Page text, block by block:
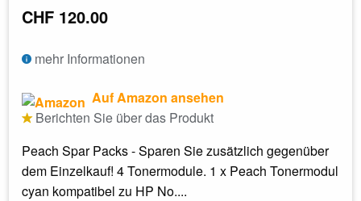
CHF 120.00
mehr Informationen
Auf Amazon ansehen
Berichten Sie über das Produkt
Peach Spar Packs - Sparen Sie zusätzlich gegenüber
dem Einzelkauf! 4 Tonermodule. 1 x Peach Tonermodul
cyan kompatibel zu HP No....